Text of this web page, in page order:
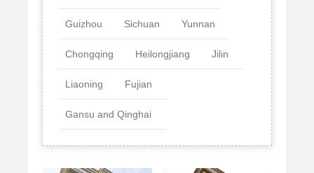
Guizhou Sichuan Yunnan
Chongqing Heilongjiang Jilin
Liaoning Fujian
Gansu and Qinghai